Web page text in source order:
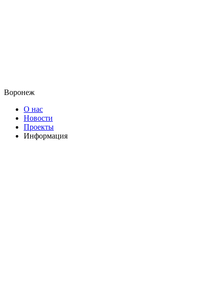
Воронеж
О нас
Новости
Проекты
Информация